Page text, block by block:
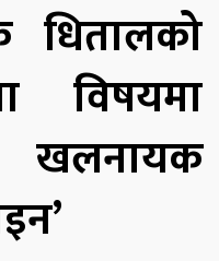
धितालको
विषयमा
खलनायक